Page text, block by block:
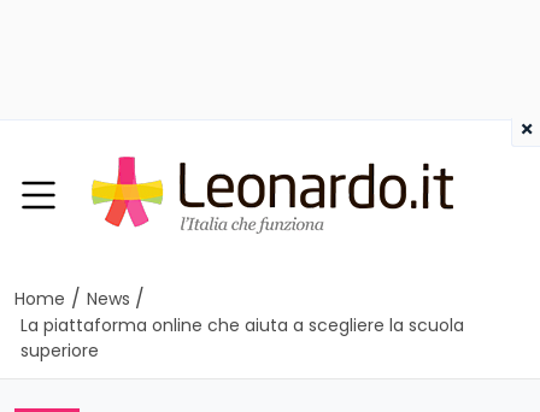
Home / News /
La piattaforma online che aiuta a scegliere la scuola
superiore
×